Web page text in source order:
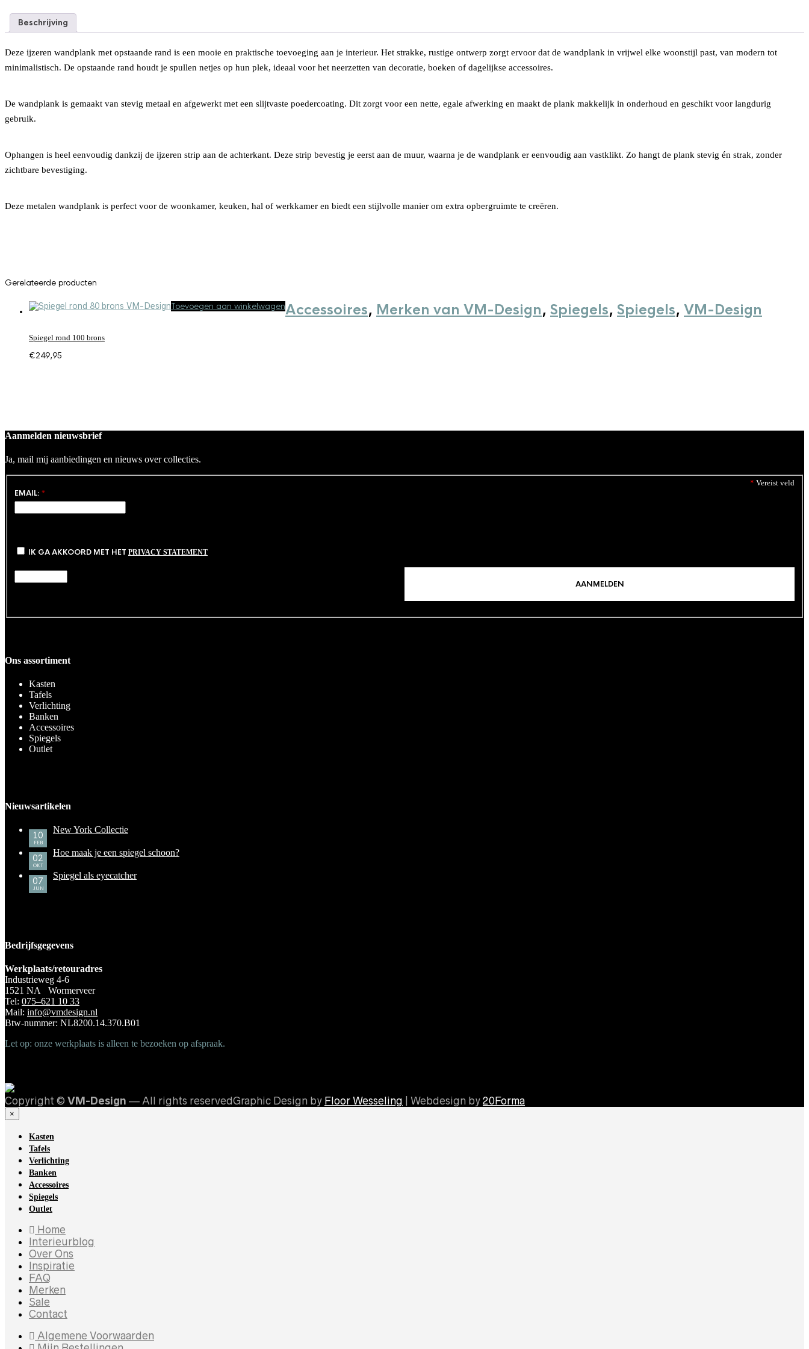
Beschrijving
Deze ijzeren wandplank met opstaande rand is een mooie en praktische toevoeging aan je interieur. Het strakke, rustige ontwerp zorgt ervoor dat de wandplank in vrijwel elke woonstijl past, van modern tot
minimalistisch. De opstaande rand houdt je spullen netjes op hun plek, ideaal voor het neerzetten van decoratie, boeken of dagelijkse accessoires.
De wandplank is gemaakt van stevig metaal en afgewerkt met een slijtvaste poedercoating. Dit zorgt voor een nette, egale afwerking en maakt de plank makkelijk in onderhoud en geschikt voor langdurig
gebruik.
Ophangen is heel eenvoudig dankzij de ijzeren strip aan de achterkant. Deze strip bevestig je eerst aan de muur, waarna je de wandplank er eenvoudig aan vastklikt. Zo hangt de plank stevig én strak, zonder
zichtbare bevestiging.
Deze metalen wandplank is perfect voor de woonkamer, keuken, hal of werkkamer en biedt een stijlvolle manier om extra opbergruimte te creëren.
Gerelateerde producten
Toevoegen aan winkelwagenAccessoires, Merken van VM-Design, Spiegels, Spiegels, VM-Design
Spiegel rond 100 brons
€249,95
Aanmelden nieuwsbrief
Ja, mail mij aanbiedingen en nieuws over collecties.
* Vereist veld
EMAIL: *
IK GA AKKOORD MET HET PRIVACY STATEMENT
Ons assortiment
Kasten
Tafels
Verlichting
Banken
Accessoires
Spiegels
Outlet
Nieuwsartikelen
10
FEB
New York Collectie
02
OKT
Hoe maak je een spiegel schoon?
07
JUN
Spiegel als eyecatcher
Bedrijfsgegevens
Werkplaats/retouradres
Industrieweg 4-6
1521 NA Wormerveer
Tel: 075–621 10 33
Mail: info@vmdesign.nl
Btw-nummer: NL8200.14.370.B01
Let op: onze werkplaats is alleen te bezoeken op afspraak.
Copyright © VM-Design — All rights reservedGraphic Design by Floor Wesseling | Webdesign by 20Forma
×
Kasten
Tafels
Verlichting
Banken
Accessoires
Spiegels
Outlet
Home
Interieurblog
Over Ons
Inspiratie
FAQ
Merken
Sale
Contact
Algemene Voorwaarden